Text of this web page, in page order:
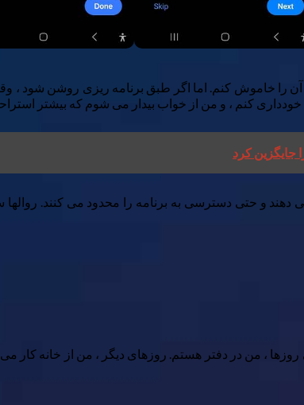
را خاموش کنم. اما اگر طبق برنامه ریزی روشن شود ،
کنم ، و من از خواب بیدار می شوم که بیشتر
دهند و حتی دسترسی به برنامه را محدود می کنند.
، من در دفتر هستم. روزهای دیگر ، من از خانه کار